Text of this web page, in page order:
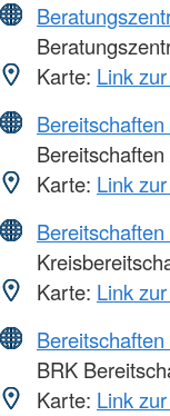
Karte: Link
Karte: Link
Karte: Link
BRK
Karte: Link